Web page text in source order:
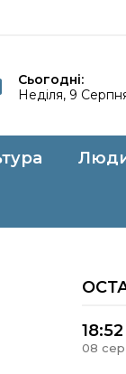
Сьогодні:
Неділя, 9
18:52
08 сер